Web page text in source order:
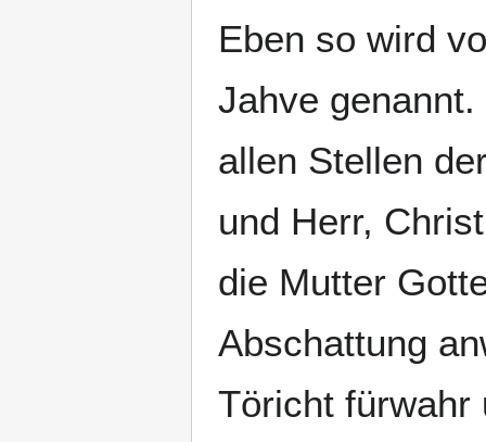
Eben so wird
Jahve
allen Stellen
und Herr,
die Mutter
Abschattung
Töricht fürwahr